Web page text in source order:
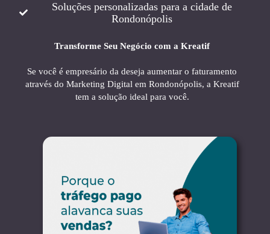
Soluções personalizadas para a cidade de
Rondonópolis
Transforme Seu Negócio com a Kreatif
Se você é empresário da deseja aumentar o faturamento
através do Marketing Digital em Rondonópolis, a Kreatif
tem a solução ideal para você.